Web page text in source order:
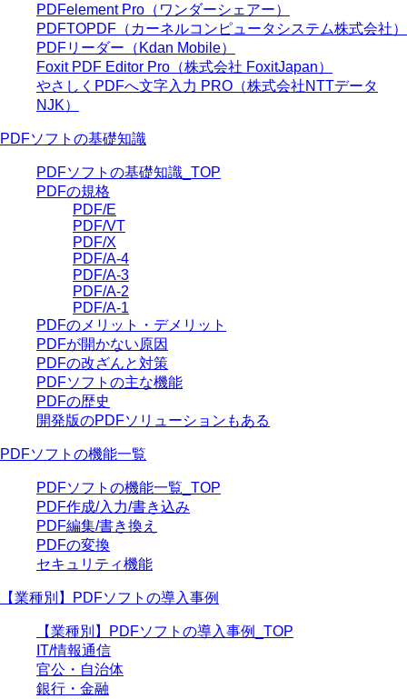
PDFelement Pro（ワンダーシェアー）
PDFTOPDF（カーネルコンピュータシステム株式会社）
PDFリーダー（Kdan Mobile）
Foxit PDF Editor Pro（株式会社 FoxitJapan）
やさしくPDFへ文字入力 PRO（株式会社NTTデータ
NJK）
PDFソフトの基礎知識
PDFソフトの基礎知識_TOP
PDFの規格
PDF/E
PDF/VT
PDF/X
PDF/A-4
PDF/A-3
PDF/A-2
PDF/A-1
PDFのメリット・デメリット
PDFが開かない原因
PDFの改ざんと対策
PDFソフトの主な機能
PDFの歴史
開発版のPDFソリューションもある
PDFソフトの機能一覧
PDFソフトの機能一覧_TOP
PDF作成/入力/書き込み
PDF編集/書き換え
PDFの変換
セキュリティ機能
【業種別】PDFソフトの導入事例
【業種別】PDFソフトの導入事例_TOP
IT/情報通信
官公・自治体
銀行・金融